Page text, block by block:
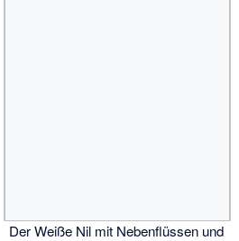
Der Weiße Nil mit Nebenflüssen und